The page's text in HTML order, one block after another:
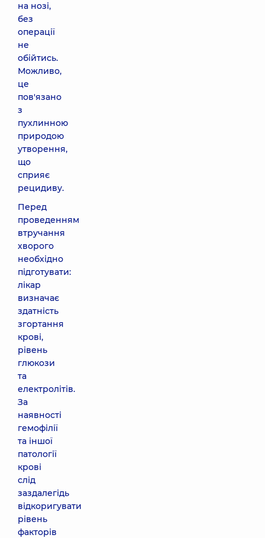
на нозі,
без
операції
не
обійтись.
Можливо,
це
пов'язано
з
пухлинною
природою
утворення,
що
сприяє
рецидиву.
Перед
проведенням
втручання
хворого
необхідно
підготувати:
лікар
визначає
здатність
згортання
крові,
рівень
глюкози
та
електролітів.
За
наявності
гемофілії
та іншої
патології
крові
слід
заздалегідь
відкоригувати
рівень
факторів